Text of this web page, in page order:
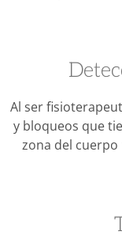
Al ser
y bloqueos que
zona del